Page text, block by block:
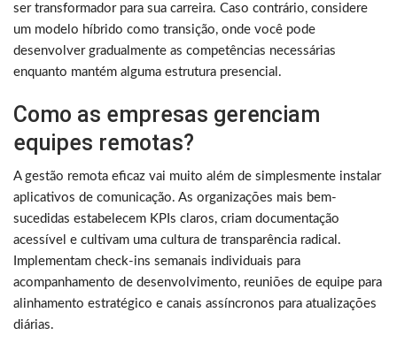
ser transformador para sua carreira. Caso contrário, considere
um modelo híbrido como transição, onde você pode
desenvolver gradualmente as competências necessárias
enquanto mantém alguma estrutura presencial.
Como as empresas gerenciam
equipes remotas?
A gestão remota eficaz vai muito além de simplesmente instalar
aplicativos de comunicação. As organizações mais bem-
sucedidas estabelecem KPIs claros, criam documentação
acessível e cultivam uma cultura de transparência radical.
Implementam check-ins semanais individuais para
acompanhamento de desenvolvimento, reuniões de equipe para
alinhamento estratégico e canais assíncronos para atualizações
diárias.